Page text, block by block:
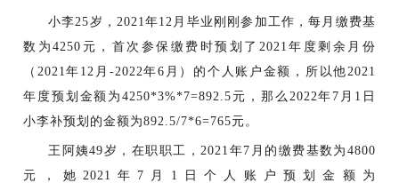
小李25岁，2021年12月毕业刚刚参加工作，每月缴费基
数为4250元，首次参保缴费时预划了2021年度剩余月份
（2021年12月-2022年6月）的个人账户金额，所以他2021
年度预划金额为4250*3%*7=892.5元，那么2022年7月1日
小李补预划的金额为892.5/7*6=765元。
王阿姨49岁，在职职工，2021年7月的缴费基数为4800
元，她2021年7月1日个人账户预划金额为